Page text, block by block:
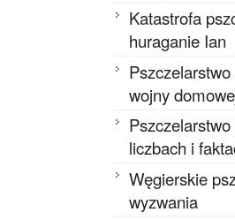
Katastrofa
huraganie Ian
wojny
liczbach i
Węgierskie
wyzwania